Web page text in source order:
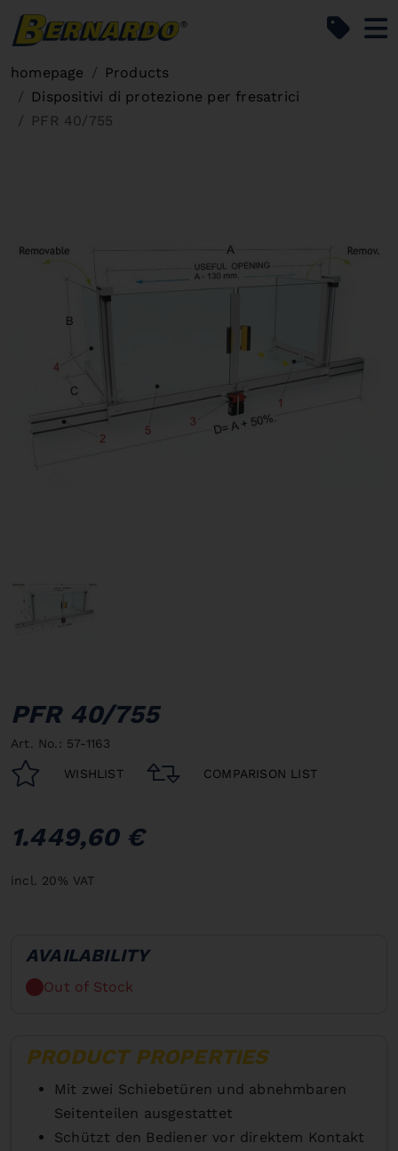
homepage
Products
Dispositivi di protezione per fresatrici
PFR 40/755
PFR 40/755
Art. No.: 57-1163
WISHLIST COMPARISON LIST
1.449,60 €
incl. 20% VAT
AVAILABILITY
Out of Stock
PRODUCT PROPERTIES
Mit zwei Schiebetüren und abnehmbaren
Seitenteilen ausgestattet
Schützt den Bediener vor direktem Kontakt